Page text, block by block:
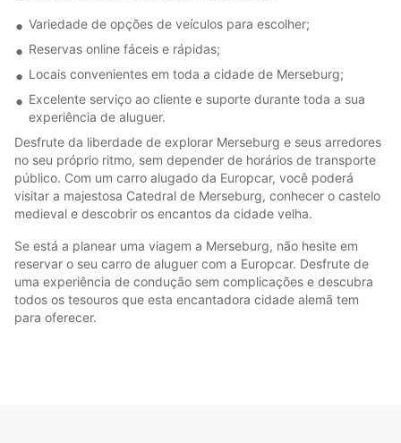
Variedade de opções de veículos para escolher;
Reservas online fáceis e rápidas;
Locais convenientes em toda a cidade de Merseburg;
Excelente serviço ao cliente e suporte durante toda a sua
experiência de aluguer.
Desfrute da liberdade de explorar Merseburg e seus arredores
no seu próprio ritmo, sem depender de horários de transporte
público. Com um carro alugado da Europcar, você poderá
visitar a majestosa Catedral de Merseburg, conhecer o castelo
medieval e descobrir os encantos da cidade velha.
Se está a planear uma viagem a Merseburg, não hesite em
reservar o seu carro de aluguer com a Europcar. Desfrute de
uma experiência de condução sem complicações e descubra
todos os tesouros que esta encantadora cidade alemã tem
para oferecer.